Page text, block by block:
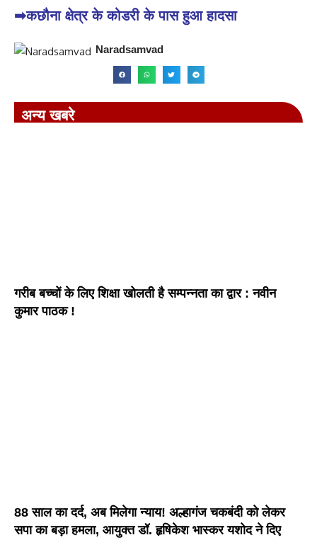
विधानसभा चुनाव में मतदान बहिष्कार की दिया चेतावनी
➡कछौना क्षेत्र के कोडरी के पास हुआ हादसा
Naradsamvad
अन्य खबरे
गरीब बच्चों के लिए शिक्षा खोलती है सम्पन्नता का द्वार : नवीन
कुमार पाठक !
88 साल का दर्द, अब मिलेगा न्याय! अल्हागंज चकबंदी को लेकर
सपा का बड़ा हमला, आयुक्त डॉ. हृषिकेश भास्कर यशोद ने दिए